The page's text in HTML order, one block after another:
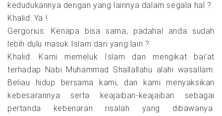
kedudukannya dengan yang lainnya dalam segala hal ?.
Khalid: Ya !.
Gergorius: Kenapa bisa sama, padahal anda sudah
lebih dulu masuk Islam dari yang lain ?
Khalid: Kami memeluk Islam dan mengikat bai’at
terhadap Nabi Muhammad Shallallahu alahi wasallam.
Beliau hidup bersama kami, dan kami menyaksikan
kebesarannya serta keajaiban-keajaiban sebagai
pertanda kebenaran risalah yang dibawanya.